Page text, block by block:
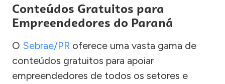
Conteúdos Gratuitos para
Empreendedores do Paraná
O Sebrae/PR oferece uma vasta gama de
conteúdos gratuitos para apoiar
empreendedores de todos os setores e